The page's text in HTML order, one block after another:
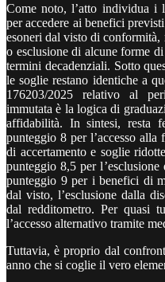
Come noto, l’atto individua i
per accedere ai benefici
esoneri dal visto di
o esclusione di alcune forme
termini decadenziali. Sotto
le soglie restano identiche a
176203/2025 relativo al
immutata è la logica di
affidabilità. In sintesi, resta
punteggio 8 per l’accesso alla
di accertamento e soglie
punteggio 8,5 per
punteggio 9 per i benefici di
dal visto, l’esclusione dalla
dal redditometro. Per quasi
l’accesso alternativo tramite
Tuttavia, è proprio dal
anno che si coglie il vero